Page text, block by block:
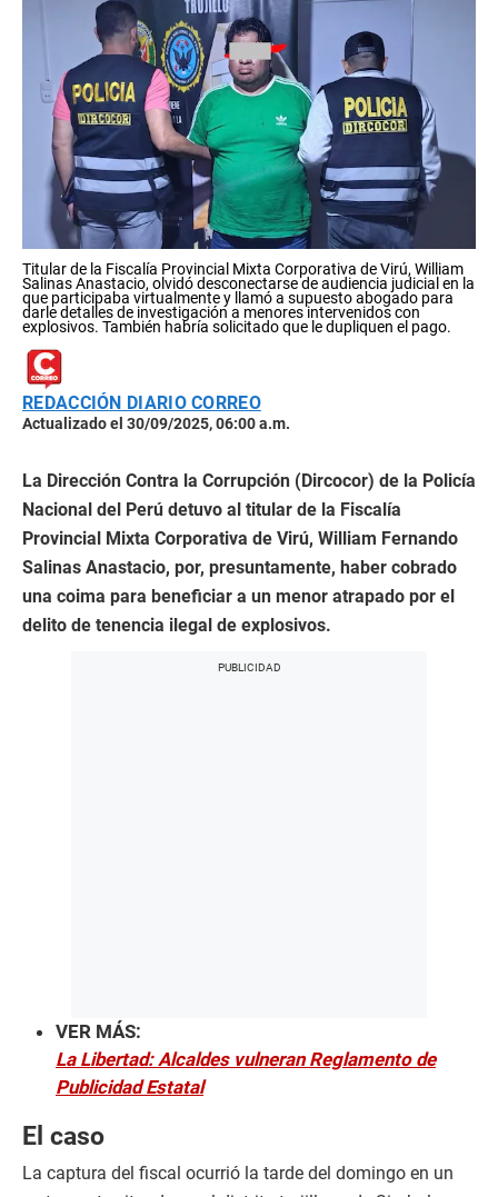
Titular de la Fiscalía Provincial Mixta Corporativa de Virú, William
Salinas Anastacio, olvidó desconectarse de audiencia judicial en la
que participaba virtualmente y llamó a supuesto abogado para
darle detalles de investigación a menores intervenidos con
explosivos. También habría solicitado que le dupliquen el pago.
REDACCIÓN DIARIO CORREO
Actualizado el 30/09/2025, 06:00 a.m.
La Dirección Contra la Corrupción (Dircocor) de la Policía
Nacional del Perú detuvo al titular de la Fiscalía
Provincial Mixta Corporativa de Virú, William Fernando
Salinas Anastacio, por, presuntamente, haber cobrado
una coima para beneficiar a un menor atrapado por el
delito de tenencia ilegal de explosivos.
VER MÁS:
La Libertad: Alcaldes vulneran Reglamento de
Publicidad Estatal
El caso
La captura del fiscal ocurrió la tarde del domingo en un